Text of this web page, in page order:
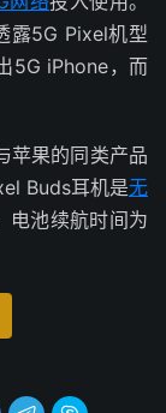
露5G Pixel机型
5G iPhone，而
苹果的同类产品
Buds耳机是无
电池续航时间为